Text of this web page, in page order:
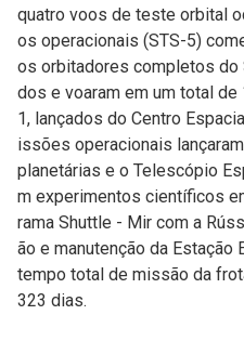
quatro voos de teste orbital
os operacionais (STS-5)
os orbitadores completos do
dos e voaram em um total
1, lançados do Centro
issões operacionais
planetárias e o Telescópio
m experimentos científicos
rama Shuttle - Mir com a
ão e manutenção da Estação
tempo total de missão da
323 dias.